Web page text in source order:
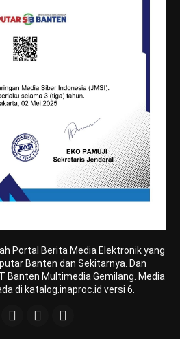
Portal Berita Media Elektronik yang
Banten dan Sekitarnya. Dan
Banten Multimedia Gemilang. Media
di katalog.inaproc.id versi 6.